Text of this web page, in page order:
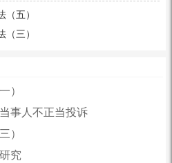
五）
三）
）
事人不正当投诉
）
究